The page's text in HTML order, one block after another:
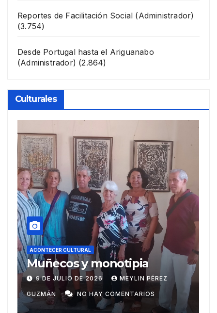
Reportes de Facilitación Social (Administrador)
(3.754)
Desde Portugal hasta el Ariguanabo
(Administrador) (2.864)
Culturales
ACONTECER CULTURAL
Recibe reconocimientos
escritor Ariguanabense en
Casas literarias
internacionales
20 DE JUNIO DE 2026 MEYLIN PÉREZ
GUZMÁN NO HAY COMENTARIOS